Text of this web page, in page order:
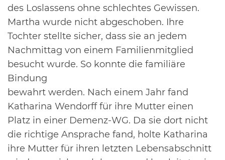
des Loslassens ohne schlechtes Gewissen.
Martha wurde nicht abgeschoben. Ihre
Tochter stellte sicher, dass sie an jedem
Nachmittag von einem Familienmitglied
besucht wurde. So konnte die familiäre
Bindung
bewahrt werden. Nach einem Jahr fand
Katharina Wendorff für ihre Mutter einen
Platz in einer Demenz-WG. Da sie dort nicht
die richtige Ansprache fand, holte Katharina
ihre Mutter für ihren letzten Lebensabschnitt